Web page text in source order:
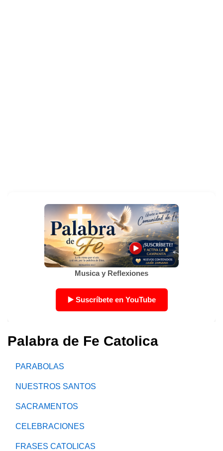
Palabra de Fe Catolica
PARABOLAS
NUESTROS SANTOS
SACRAMENTOS
CELEBRACIONES
FRASES CATOLICAS